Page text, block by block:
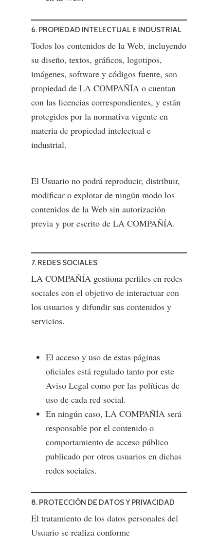
6. PROPIEDAD INTELECTUAL E INDUSTRIAL
Todos los contenidos de la Web, incluyendo
su diseño, textos, gráficos, logotipos,
imágenes, software y códigos fuente, son
propiedad de LA COMPAÑÍA o cuentan
con las licencias correspondientes, y están
protegidos por la normativa vigente en
materia de propiedad intelectual e
industrial.
El Usuario no podrá reproducir, distribuir,
modificar o explotar de ningún modo los
contenidos de la Web sin autorización
previa y por escrito de LA COMPAÑÍA.
7. REDES SOCIALES
LA COMPAÑÍA gestiona perfiles en redes
sociales con el objetivo de interactuar con
los usuarios y difundir sus contenidos y
servicios.
El acceso y uso de estas páginas
oficiales está regulado tanto por este
Aviso Legal como por las políticas de
uso de cada red social.
En ningún caso, LA COMPAÑÍA será
responsable por el contenido o
comportamiento de acceso público
publicado por otros usuarios en dichas
redes sociales.
8. PROTECCIÓN DE DATOS Y PRIVACIDAD
El tratamiento de los datos personales del
Usuario se realiza conforme
Catálogo
Fútbol Divulgación
Entrenamiento Mental
Quiénes Somos
Dónde comprar
América Latina
Blog FDL